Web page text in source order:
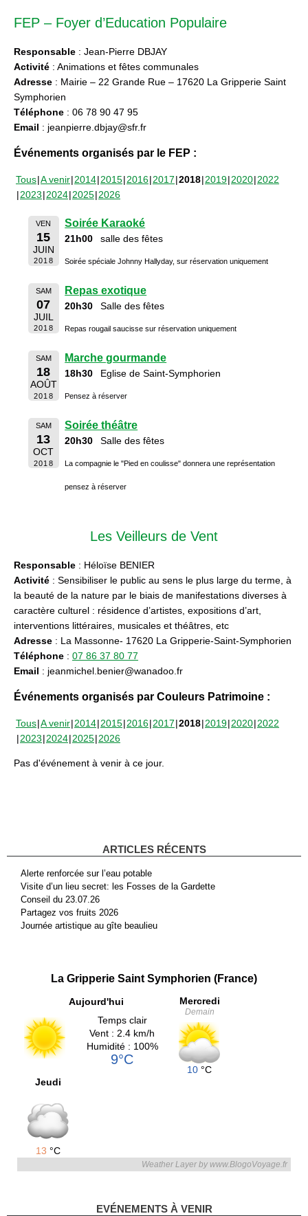
FEP – Foyer d’Education Populaire
Responsable : Jean-Pierre DBJAY
Activité : Animations et fêtes communales
Adresse : Mairie – 22 Grande Rue – 17620 La Gripperie Saint
Symphorien
Téléphone : 06 78 90 47 95
Email : jeanpierre.dbjay@sfr.fr
Événements organisés par le FEP :
Tous A venir 2014 2015 2016 2017 2018 2019 2020 2022
2023 2024 2025 2026
VEN
15
JUIN
2018
Soirée Karaoké
21h00 salle des fêtes
Soirée spéciale Johnny Hallyday, sur réservation uniquement
SAM
07
JUIL
2018
Repas exotique
20h30 Salle des fêtes
Repas rougail saucisse sur réservation uniquement
SAM
18
AOÛT
2018
Marche gourmande
18h30 Eglise de Saint-Symphorien
Pensez à réserver
SAM
13
OCT
2018
Soirée théâtre
20h30 Salle des fêtes
La compagnie le "Pied en coulisse" donnera une représentation
pensez à réserver
Les Veilleurs de Vent
Responsable : Héloïse BENIER
Activité : Sensibiliser le public au sens le plus large du terme, à
la beauté de la nature par le biais de manifestations diverses à
caractère culturel : résidence d’artistes, expositions d’art,
interventions littéraires, musicales et théâtres, etc
Adresse : La Massonne- 17620 La Gripperie-Saint-Symphorien
Téléphone : 07 86 37 80 77
Email : jeanmichel.benier@wanadoo.fr
Événements organisés par Couleurs Patrimoine :
Tous A venir 2014 2015 2016 2017 2018 2019 2020 2022
2023 2024 2025 2026
Pas d'événement à venir à ce jour.
ARTICLES RÉCENTS
Alerte renforcée sur l’eau potable
Visite d’un lieu secret: les Fosses de la Gardette
Conseil du 23.07.26
Partagez vos fruits 2026
Journée artistique au gîte beaulieu
La Gripperie Saint Symphorien (France)
Aujourd'hui
Temps clair
Vent : 2.4 km/h
Humidité : 100%
9°C
Mercredi
Demain
10 °C
Jeudi
13 °C
Weather Layer by www.BlogoVoyage.fr
EVÉNEMENTS À VENIR